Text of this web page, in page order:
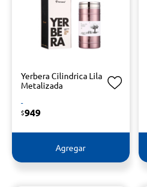
Yerbera Cilindrica Lila
Metalizada
-
$949
Agregar